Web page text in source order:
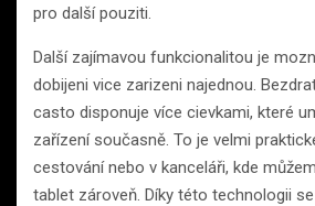
pro další pouziti.
Další zajímavou funkcionalitou je
dobijeni vice zarizeni najednou.
casto disponuje více cievkami, které
zařízení současně. To je velmi
cestování nebo v kanceláři, kde
tablet zároveň. Díky této technologii